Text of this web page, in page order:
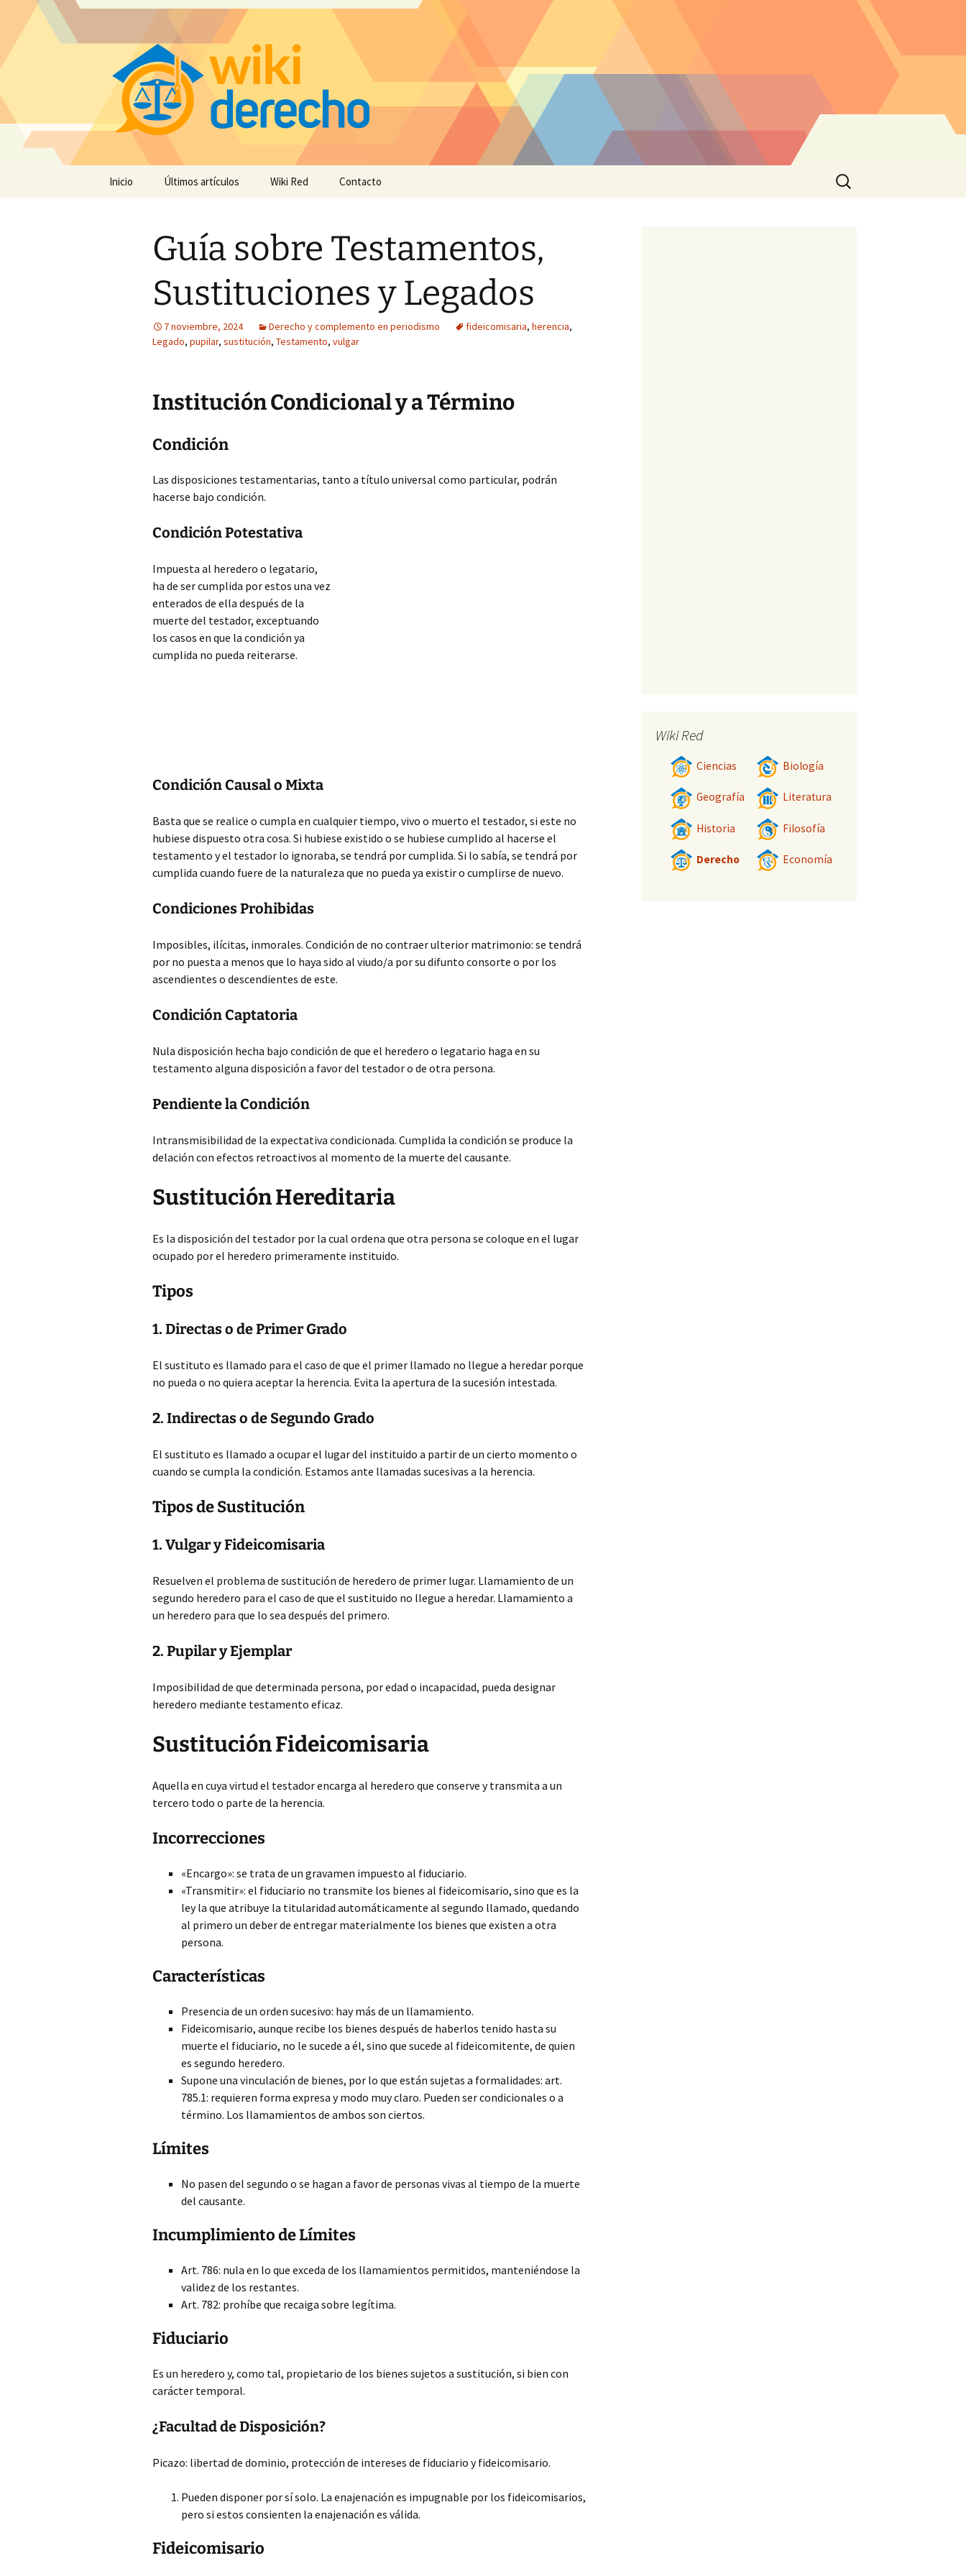
Inicio Últimos artículos Wiki Red Contacto
Buscar:
Guía sobre Testamentos,
Sustituciones y Legados
7 noviembre, 2024 Derecho y complemento en periodismo fideicomisaria, herencia,
Legado, pupilar, sustitución, Testamento, vulgar
Institución Condicional y a Término
Condición
Las disposiciones testamentarias, tanto a título universal como particular, podrán
hacerse bajo condición.
Condición Potestativa
Impuesta al heredero o legatario,
ha de ser cumplida por estos una vez
enterados de ella después de la
muerte del testador, exceptuando
los casos en que la condición ya
cumplida no pueda reiterarse.
Condición Causal o Mixta
Basta que se realice o cumpla en cualquier tiempo, vivo o muerto el testador, si este no
hubiese dispuesto otra cosa. Si hubiese existido o se hubiese cumplido al hacerse el
testamento y el testador lo ignoraba, se tendrá por cumplida. Si lo sabía, se tendrá por
cumplida cuando fuere de la naturaleza que no pueda ya existir o cumplirse de nuevo.
Condiciones Prohibidas
Imposibles, ilícitas, inmorales. Condición de no contraer ulterior matrimonio: se tendrá
por no puesta a menos que lo haya sido al viudo/a por su difunto consorte o por los
ascendientes o descendientes de este.
Condición Captatoria
Nula disposición hecha bajo condición de que el heredero o legatario haga en su
testamento alguna disposición a favor del testador o de otra persona.
Pendiente la Condición
Intransmisibilidad de la expectativa condicionada. Cumplida la condición se produce la
delación con efectos retroactivos al momento de la muerte del causante.
Sustitución Hereditaria
Es la disposición del testador por la cual ordena que otra persona se coloque en el lugar
ocupado por el heredero primeramente instituido.
Tipos
1. Directas o de Primer Grado
El sustituto es llamado para el caso de que el primer llamado no llegue a heredar porque
no pueda o no quiera aceptar la herencia. Evita la apertura de la sucesión intestada.
2. Indirectas o de Segundo Grado
El sustituto es llamado a ocupar el lugar del instituido a partir de un cierto momento o
cuando se cumpla la condición. Estamos ante llamadas sucesivas a la herencia.
Tipos de Sustitución
1. Vulgar y Fideicomisaria
Resuelven el problema de sustitución de heredero de primer lugar. Llamamiento de un
segundo heredero para el caso de que el sustituido no llegue a heredar. Llamamiento a
un heredero para que lo sea después del primero.
2. Pupilar y Ejemplar
Imposibilidad de que determinada persona, por edad o incapacidad, pueda designar
heredero mediante testamento eficaz.
Sustitución Fideicomisaria
Aquella en cuya virtud el testador encarga al heredero que conserve y transmita a un
tercero todo o parte de la herencia.
Incorrecciones
«Encargo»: se trata de un gravamen impuesto al fiduciario.
«Transmitir»: el fiduciario no transmite los bienes al fideicomisario, sino que es la
ley la que atribuye la titularidad automáticamente al segundo llamado, quedando
al primero un deber de entregar materialmente los bienes que existen a otra
persona.
Características
Presencia de un orden sucesivo: hay más de un llamamiento.
Fideicomisario, aunque recibe los bienes después de haberlos tenido hasta su
muerte el fiduciario, no le sucede a él, sino que sucede al fideicomitente, de quien
es segundo heredero.
Supone una vinculación de bienes, por lo que están sujetas a formalidades: art.
785.1: requieren forma expresa y modo muy claro. Pueden ser condicionales o a
término. Los llamamientos de ambos son ciertos.
Límites
No pasen del segundo o se hagan a favor de personas vivas al tiempo de la muerte
del causante.
Incumplimiento de Límites
Art. 786: nula en lo que exceda de los llamamientos permitidos, manteniéndose la
validez de los restantes.
Art. 782: prohíbe que recaiga sobre legítima.
Fiduciario
Es un heredero y, como tal, propietario de los bienes sujetos a sustitución, si bien con
carácter temporal.
¿Facultad de Disposición?
Picazo: libertad de dominio, protección de intereses de fiduciario y fideicomisario.
Pueden disponer por sí solo. La enajenación es impugnable por los fideicomisarios,
pero si estos consienten la enajenación es válida.
Fideicomisario
Wiki Red
Ciencias Biología
Geografía Literatura
Historia Filosofía
Derecho Economía